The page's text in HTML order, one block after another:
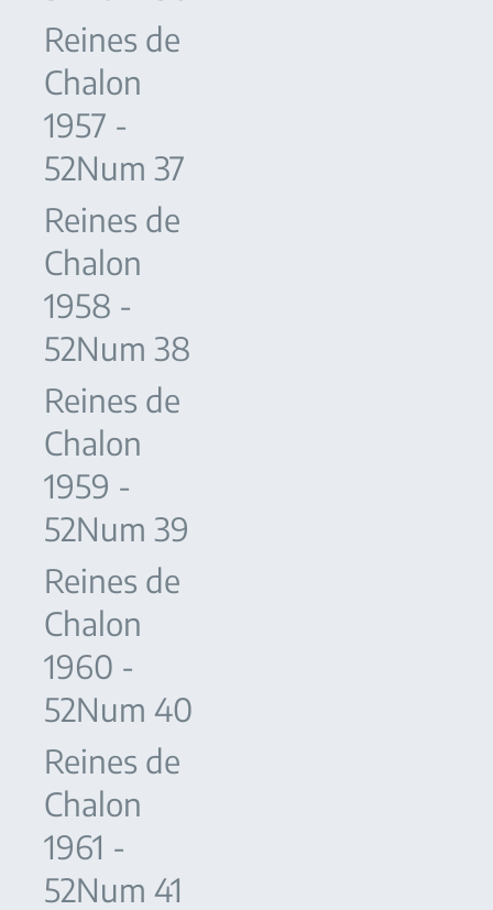
Reines de
Chalon
1957 -
52Num 37
Reines de
Chalon
1958 -
52Num 38
Reines de
Chalon
1959 -
52Num 39
Reines de
Chalon
1960 -
52Num 40
Reines de
Chalon
1961 -
52Num 41